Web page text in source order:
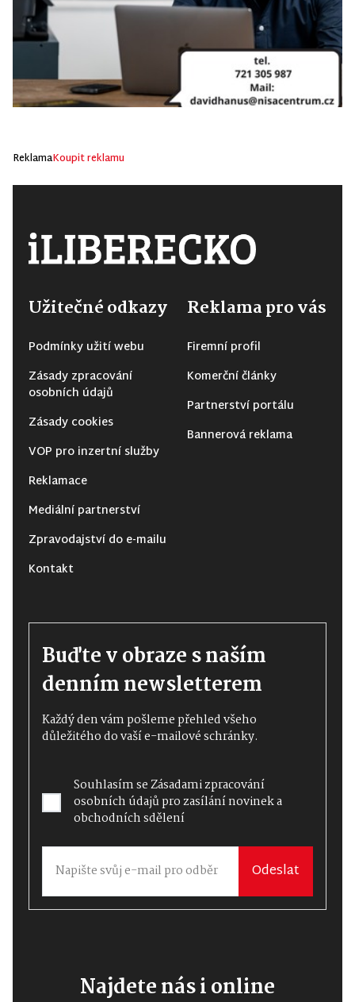
ReklamaKoupit reklamu
Užitečné odkazy
Podmínky užití webu
Zásady zpracování
osobních údajů
Zásady cookies
VOP pro inzertní služby
Reklamace
Mediální partnerství
Zpravodajství do e-mailu
Kontakt
Reklama pro vás
Firemní profil
Komerční články
Partnerství portálu
Bannerová reklama
Buďte v obraze s naším
denním newsletterem
Každý den vám pošleme přehled všeho
důležitého do vaší e-mailové schránky.
Souhlasím seZásadami zpracování
osobních údajůpro zasílání novinek a
obchodních sdělení
Odeslat
Najdete nás i online